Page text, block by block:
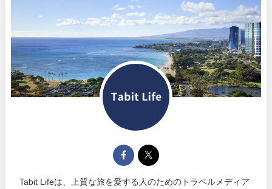
Tabit Lifeは、上質な旅を愛する人のためのトラベルメディア